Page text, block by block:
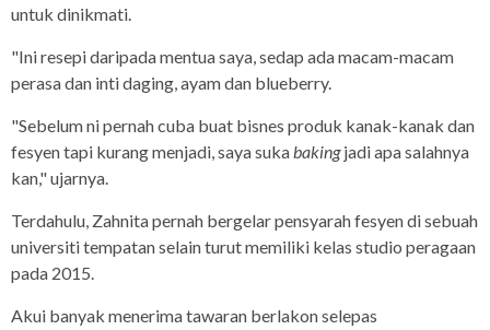
untuk dinikmati.
"Ini resepi daripada mentua saya, sedap ada macam-macam
perasa dan inti daging, ayam dan blueberry.
"Sebelum ni pernah cuba buat bisnes produk kanak-kanak dan
fesyen tapi kurang menjadi, saya sukabakingjadi apa salahnya
kan," ujarnya.
Terdahulu, Zahnita pernah bergelar pensyarah fesyen di sebuah
universiti tempatan selain turut memiliki kelas studio peragaan
pada 2015.
Akui banyak menerima tawaran berlakon selepas